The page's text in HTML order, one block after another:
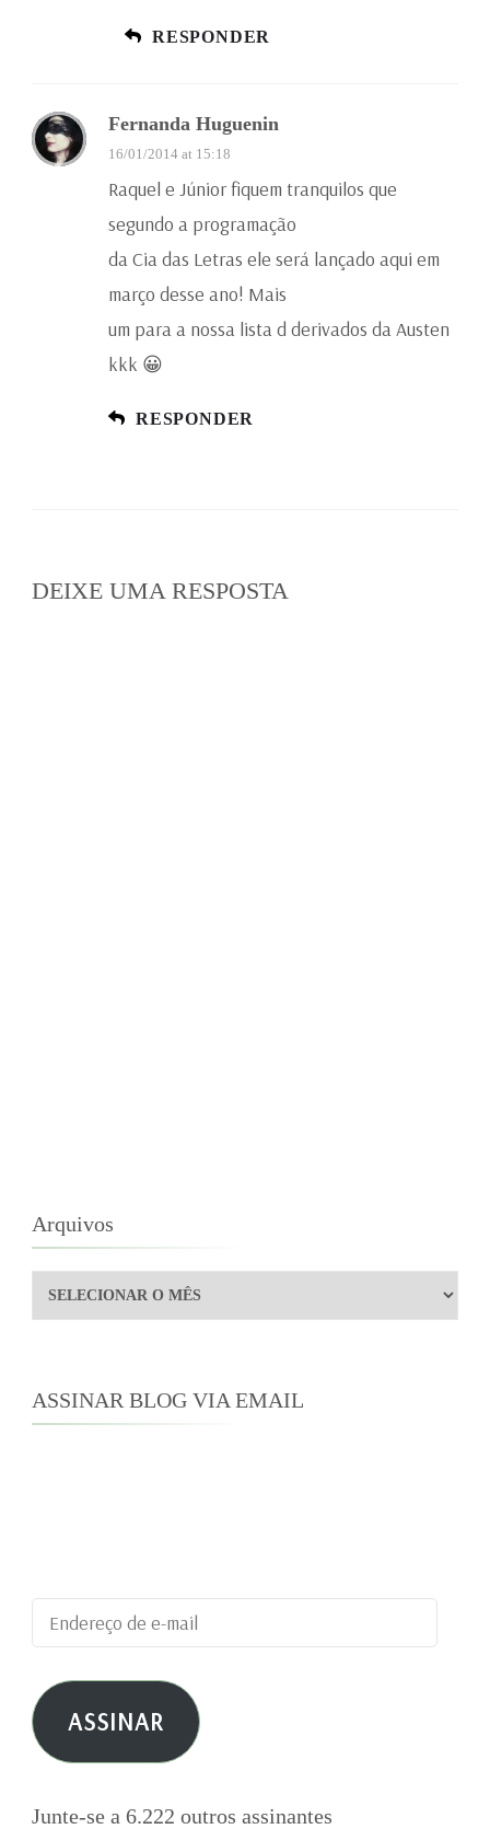
RESPONDER
Fernanda Huguenin
16/01/2014 at 15:18
Raquel e Júnior fiquem tranquilos que
segundo a programação
da Cia das Letras ele será lançado aqui em
março desse ano! Mais
um para a nossa lista d derivados da Austen
kkk 😀
RESPONDER
DEIXE UMA RESPOSTA
Arquivos
Arquivos
ASSINAR BLOG VIA EMAIL
Endereço
de
e-
mail ASSINAR
Junte-se a 6.222 outros assinantes